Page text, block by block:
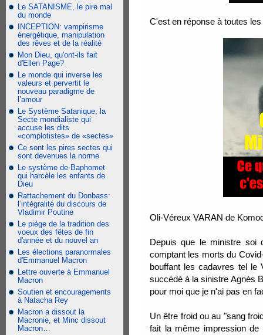
Le SATANISME, le pire mal
du monde
INCEPTION: vampirisme
énergétique, manipulation
des rêves et de la réalité
Mon Dieu, qu'ont-ils fait
d'Ellen Page?
Le monde qui inverse les
valeurs et pervertit le
nouveau paradigme de
l’amour
Le Système Satanique, la
Secte mondialiste qui
accuse les dits
«complotistes» de «sectes»
Ce sont les pires sectes qui
sont devenues la norme
Le système de Baphomet
qui harcèle les enfants de
Dieu
Rattachement du Donbass:
l’intégralité du discours de
Vladimir Poutine
Le piège de la tradition des
voeux des fêtes de fin
d'année et du nouvel an
Les élections paranormales
d'Emmanuel Macron
Lettre ouverte à Emmanuel
Macron
Soutien et encouragements
à Natacha Rey
Macron a dissout la
Macronie, et Minc dissout
Macron…
C'est en réponse à toutes
Oli-Véreux VARAN de
Depuis que le ministre soi
comptant les morts du
bouffant les cadavres tel le
succédé à la sinistre Agnès
pour moi que je n'ai pas en
Un être froid ou au "sang
fait la même impression